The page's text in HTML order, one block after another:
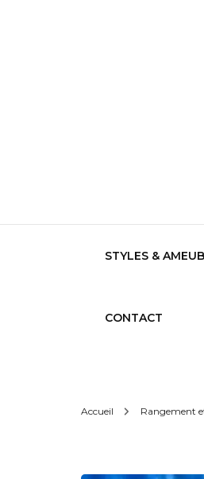
STYLES &
CONTACT
Accueil Rangement